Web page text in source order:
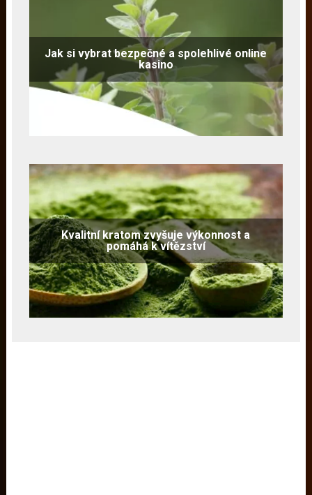
Jak si vybrat bezpečné a spolehlivé online
kasino
Kvalitní kratom zvyšuje výkonnost a
pomáhá k vítězství